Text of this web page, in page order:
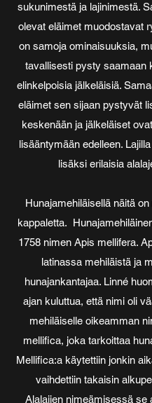
sukunimestä ja lajinimestä.
olevat eläimet muodostavat
on samoja ominaisuuksia,
tavallisesti pysty saamaan
elinkelpoisia jälkeläisiä.
eläimet sen sijaan pystyvät
keskenään ja jälkeläiset
lisääntymään edelleen.
lisäksi erilaisia
Hunajamehiläisellä näitä
kappaletta.
1758 nimen Apis mellifera.
latinassa mehiläistä ja
hunajankantajaa. Linné
ajan kuluttua, että nimi oli
mehiläiselle oikeamman
mellifica, joka tarkoittaa
Mellifica:a käytettiin jonkin
vaihdettiin takaisin
Alalajien nimeämisessä se